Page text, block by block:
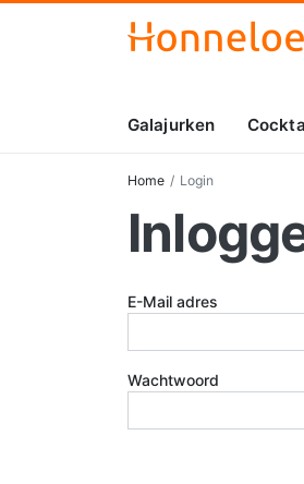
Galajurken
Home Login
E-Mail adres
Wachtwoord